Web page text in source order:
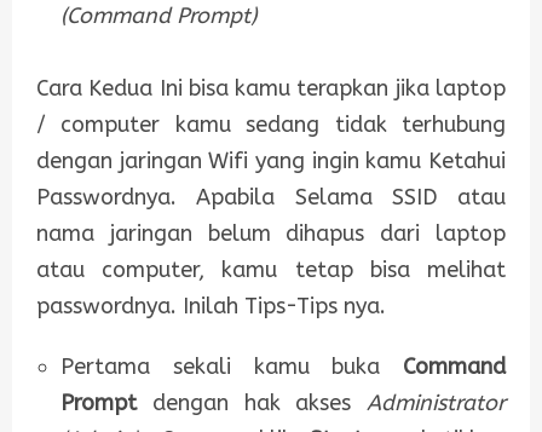
(Command Prompt)
Cara Kedua Ini bisa kamu terapkan jika laptop
/ computer kamu sedang tidak terhubung
dengan jaringan Wifi yang ingin kamu Ketahui
Passwordnya. Apabila Selama SSID atau
nama jaringan belum dihapus dari laptop
atau computer, kamu tetap bisa melihat
passwordnya. Inilah Tips-Tips nya.
Pertama sekali kamu buka Command
Promptdengan hak akses Administrator